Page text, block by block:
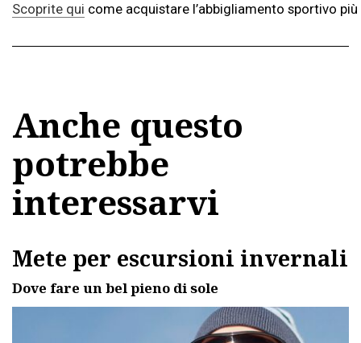
Scoprite qui come acquistare l’abbigliamento sportivo
Anche questo
potrebbe
interessarvi
Mete per escursioni invernali
Dove fare un bel pieno di sole